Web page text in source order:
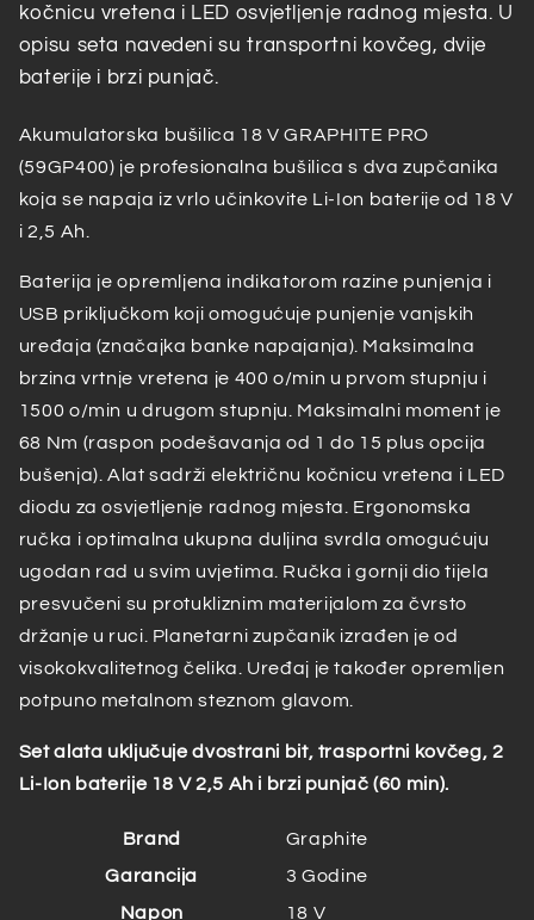
kočnicu vretena i LED osvjetljenje radnog mjesta. U
opisu seta navedeni su transportni kovčeg, dvije
baterije i brzi punjač.
Akumulatorska bušilica 18 V GRAPHITE PRO
(59GP400) je profesionalna bušilica s dva zupčanika
koja se napaja iz vrlo učinkovite Li-Ion baterije od 18 V
i 2,5 Ah.
Baterija je opremljena indikatorom razine punjenja i
USB priključkom koji omogućuje punjenje vanjskih
uređaja (značajka banke napajanja). Maksimalna
brzina vrtnje vretena je 400 o/min u prvom stupnju i
1500 o/min u drugom stupnju. Maksimalni moment je
68 Nm (raspon podešavanja od 1 do 15 plus opcija
bušenja). Alat sadrži električnu kočnicu vretena i LED
diodu za osvjetljenje radnog mjesta. Ergonomska
ručka i optimalna ukupna duljina svrdla omogućuju
ugodan rad u svim uvjetima. Ručka i gornji dio tijela
presvučeni su protukliznim materijalom za čvrsto
držanje u ruci. Planetarni zupčanik izrađen je od
visokokvalitetnog čelika. Uređaj je također opremljen
potpuno metalnom steznom glavom.
Set alata uključuje dvostrani bit, trasportni kovčeg, 2
Li-Ion baterije 18 V 2,5 Ah i brzi punjač (60 min).
Brand
Graphite
Garancija
3 Godine
Napon
18 V